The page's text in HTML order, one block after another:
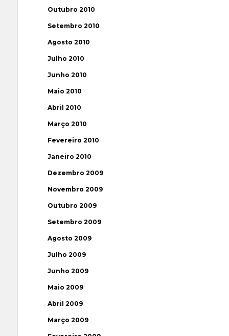
Outubro 2010
Setembro 2010
Agosto 2010
Julho 2010
Junho 2010
Maio 2010
Abril 2010
Março 2010
Fevereiro 2010
Janeiro 2010
Dezembro 2009
Novembro 2009
Outubro 2009
Setembro 2009
Agosto 2009
Julho 2009
Junho 2009
Maio 2009
Abril 2009
Março 2009